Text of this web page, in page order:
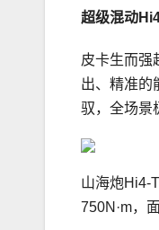
超级混动
皮卡生而强
出、精准的
驭，全场景
山海炮Hi4-
750N·m，